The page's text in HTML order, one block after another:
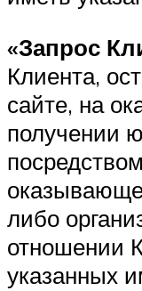
«Запрос
Клиента,
сайте, на
получении
либо
отношении
указанных